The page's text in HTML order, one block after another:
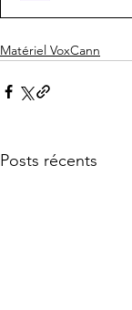
Matériel VoxCann
Posts récents